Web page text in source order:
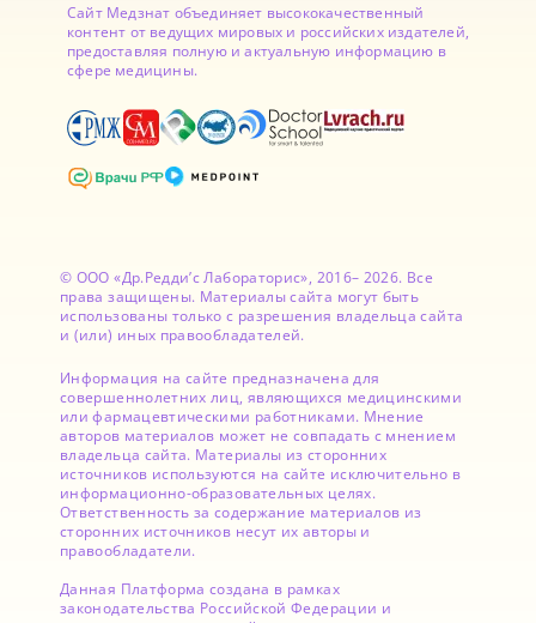
Сайт Медзнат объединяет высококачественный
контент от ведущих мировых и российских издателей,
предоставляя полную и актуальную информацию в
сфере медицины.
© ООО «Др.Редди’с Лабораторис», 2016– 2026. Все
права защищены. Материалы сайта могут быть
использованы только с разрешения владельца сайта
и (или) иных правообладателей.
Информация на сайте предназначена для
совершеннолетних лиц, являющихся медицинскими
или фармацевтическими работниками. Мнение
авторов материалов может не совпадать с мнением
владельца сайта. Материалы из сторонних
источников используются на сайте исключительно в
информационно-образовательных целях.
Ответственность за содержание материалов из
сторонних источников несут их авторы и
правообладатели.
Данная Платформа создана в рамках
законодательства Российской Федерации и